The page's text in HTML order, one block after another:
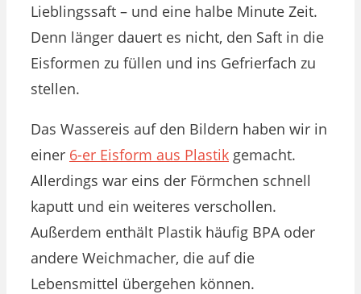
Lieblingssaft – und eine halbe Minute Zeit.
Denn länger dauert es nicht, den Saft in die
Eisformen zu füllen und ins Gefrierfach zu
stellen.
Das Wassereis auf den Bildern haben wir in
einer 6-er Eisform aus Plastik gemacht.
Allerdings war eins der Förmchen schnell
kaputt und ein weiteres verschollen.
Außerdem enthält Plastik häufig BPA oder
andere Weichmacher, die auf die
Lebensmittel übergehen können.